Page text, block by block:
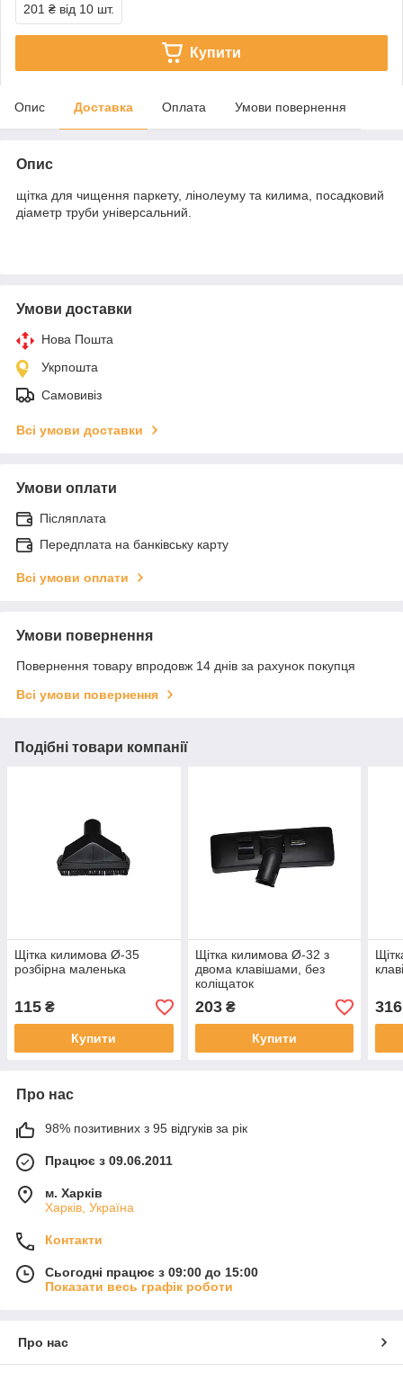
201 ₴ від 10 шт.
Купити
Опис Доставка Оплата Умови повернення
Опис
щітка для чищення паркету, лінолеуму та килима, посадковий
діаметр труби універсальний.
Умови доставки
Нова Пошта
Укрпошта
Самовивіз
Всі умови доставки
Умови оплати
Післяплата
Передплата на банківську карту
Всі умови оплати
Умови повернення
Повернення товару впродовж 14 днів за рахунок покупця
Всі умови повернення
Подібні товари компанії
Щітка килимова Ø-35
розбірна маленька
115 ₴
Купити
Щітка килимова Ø-32 з
двома клавішами, без
коліщаток
203₴
Купити
316
Про нас
98% позитивних з 95 відгуків за рік
Працює з 09.06.2011
м. Харків
Харків, Україна
Контакти
Сьогодні працює з 09:00 до 15:00
Показати весь графік роботи
Про нас